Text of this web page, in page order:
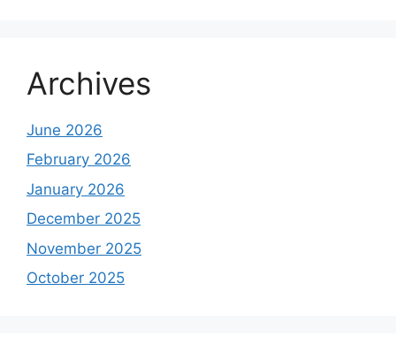
Archives
June 2026
February 2026
January 2026
December 2025
November 2025
October 2025